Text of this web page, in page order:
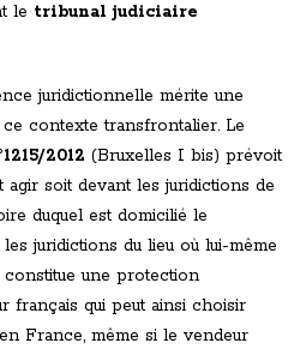
le tribunal judiciaire
juridictionnelle mérite une
contexte transfrontalier. Le
2012 (Bruxelles I bis) prévoit
agir soit devant les juridictions de
duquel est domicilié le
juridictions du lieu où lui-même
une protection
français qui peut ainsi choisir
France, même si le vendeur